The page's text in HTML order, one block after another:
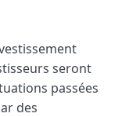
seront
passées
des